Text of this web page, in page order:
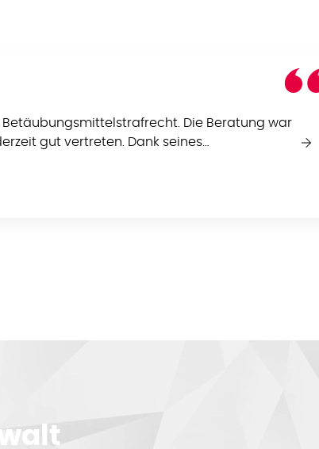
Die Beratung war
gut vertreten. Dank seines…